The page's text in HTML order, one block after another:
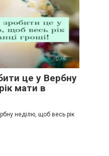
0
це у Вербну
мати в
неділю, щоб весь рік